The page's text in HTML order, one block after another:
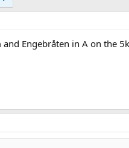
Engebråten in A on the